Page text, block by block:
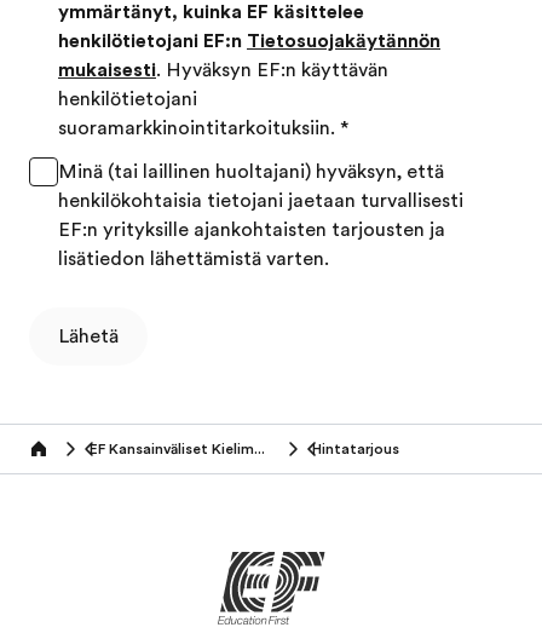
ymmärtänyt, kuinka EF käsittelee
henkilötietojani EF:n Tietosuojakäytännön
mukaisesti. Hyväksyn EF:n käyttävän
henkilötietojani
suoramarkkinointitarkoituksiin. *
Minä (tai laillinen huoltajani) hyväksyn, että
henkilökohtaisia tietojani jaetaan turvallisesti
EF:n yrityksille ajankohtaisten tarjousten ja
lisätiedon lähettämistä varten.
Lähetä
Home EF Kansainväliset Kielimatkat (50+ vuotiaat) Hintatarjous